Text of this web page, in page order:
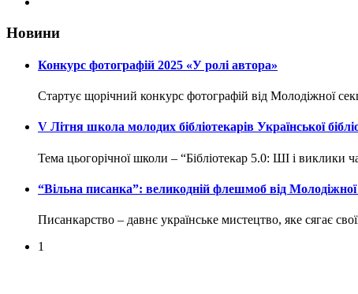
Новини
Конкурс фотографій 2025 «У ролі автора»
Стартує щорічний конкурс фотографій від Молодіжної
V Літня школа молодих бібліотекарів Української
Тема цьогорічної школи – “Бібліотекар 5.0: ШІ і виклики
“Вільна писанка”: великодній флешмоб від Молодіжної
Писанкарство – давнє українське мистецтво, яке сягає
1